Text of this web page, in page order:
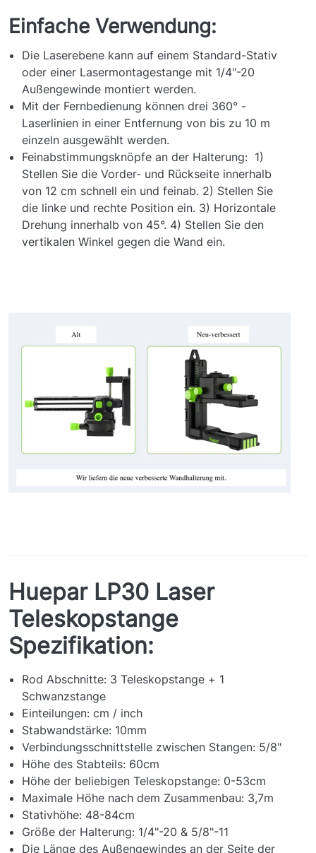
Einfache Verwendung:
Die Laserebene kann auf einem Standard-Stativ
oder einer Lasermontagestange mit 1/4"-20
Außengewinde montiert werden.
Mit der Fernbedienung können drei 360° -
Laserlinien in einer Entfernung von bis zu 10 m
einzeln ausgewählt werden.
Feinabstimmungsknöpfe an der Halterung: 1)
Stellen Sie die Vorder- und Rückseite innerhalb
von 12 cm schnell ein und feinab. 2) Stellen Sie
die linke und rechte Position ein. 3) Horizontale
Drehung innerhalb von 45°. 4) Stellen Sie den
vertikalen Winkel gegen die Wand ein.
Huepar LP30 Laser
Teleskopstange
Spezifikation:
Rod Abschnitte: 3 Teleskopstange + 1
Schwanzstange
Einteilungen: cm / inch
Stabwandstärke: 10mm
Verbindungsschnittstelle zwischen Stangen: 5/8"
Höhe des Stabteils: 60cm
Höhe der beliebigen Teleskopstange: 0-53cm
Maximale Höhe nach dem Zusammenbau: 3,7m
Stativhöhe: 48-84cm
Größe der Halterung: 1/4"-20 & 5/8"-11
Die Länge des Außengewindes an der Seite der